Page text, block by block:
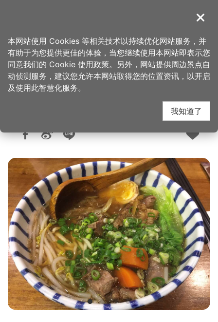
導覽
首页 > 想去的地方 > 美食、购物 > 美食快搜
初。手作牛肉拉面
人气：5038
关闭
本网站使用 Cookies 等相关技术以持续优化网站服务，并
有助于为您提供更佳的体验，当您继续使用本网站即表示您
同意我们的 Cookie 使用政策。另外，网站提供周边景点自
动侦测服务，建议您允许本网站取得您的位置资讯，以开启
及使用此智慧化服务。
我知道了